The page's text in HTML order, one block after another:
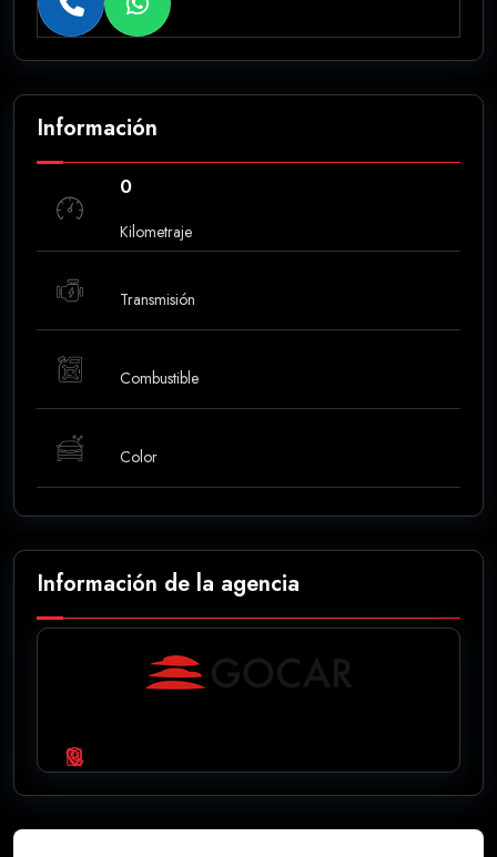
Información
0
Kilometraje
Transmisión
Combustible
Color
Información de la agencia